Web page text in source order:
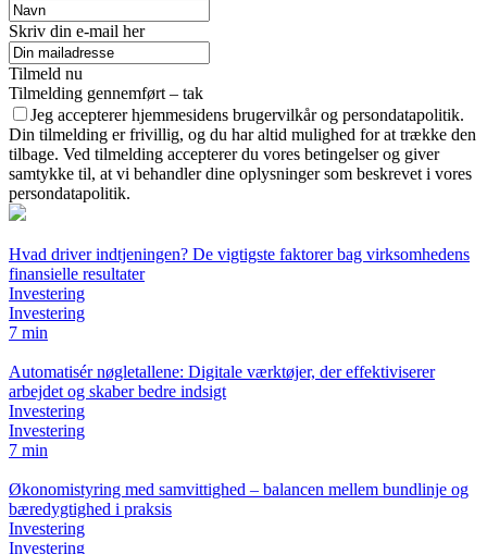
Skriv din e-mail her
Tilmeld nu
Tilmelding gennemført – tak
Jeg accepterer hjemmesidens brugervilkår og persondatapolitik.
Din tilmelding er frivillig, og du har altid mulighed for at trække den
tilbage. Ved tilmelding accepterer du vores betingelser og giver
samtykke til, at vi behandler dine oplysninger som beskrevet i vores
persondatapolitik.
Hvad driver indtjeningen? De vigtigste faktorer bag virksomhedens
finansielle resultater
Investering
Investering
7 min
Automatisér nøgletallene: Digitale værktøjer, der effektiviserer
arbejdet og skaber bedre indsigt
Investering
Investering
7 min
Økonomistyring med samvittighed – balancen mellem bundlinje og
bæredygtighed i praksis
Investering
Investering